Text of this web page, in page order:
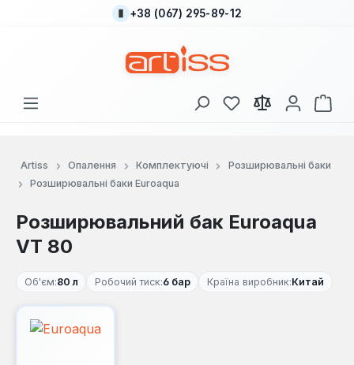
Перейти до основного вмісту
+38 (067) 295-89-12
У вас є 0 у списку
Artiss Опалення Комплектуючі
Розширювальні баки
Розширювальні баки Euroaqua
Розширювальний бак Euroaqua
VT 80
Об'єм:80 л Робочий тиск:6 бар Країна виробник:Китай